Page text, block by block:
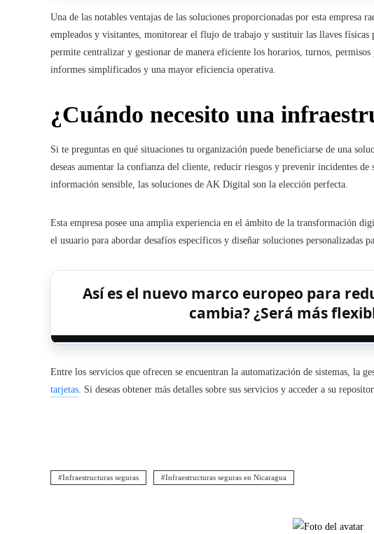
Una de las notables ventajas de las soluciones proporcionadas por esta empresa
empleados y visitantes, monitorear el flujo de trabajo y sustituir las llaves físicas
permite centralizar y gestionar de manera eficiente los horarios, turnos,
informes simplificados y una mayor eficiencia operativa.
¿Cuándo necesito una
Si te preguntas en qué situaciones tu organización puede beneficiarse de una
deseas aumentar la confianza del cliente, reducir riesgos y prevenir incidentes de
información sensible, las soluciones de AK Digital son la elección perfecta.
Esta empresa posee una amplia experiencia en el ámbito de la transformación
el usuario para abordar desafíos específicos y diseñar soluciones personalizadas
Así es el nuevo marco europeo para
cambia? ¿Será más
Entre los servicios que ofrecen se encuentran la automatización de sistemas, la
tarjetas. Si deseas obtener más detalles sobre sus servicios y acceder a su
Infraestructuras seguras Infraestructuras seguras en Nicaragua